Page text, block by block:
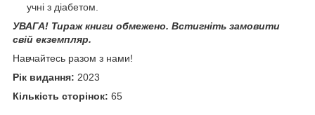
учні з діабетом.
УВАГА! Тираж книги обмежено. Встигніть замовити
свій екземпляр.
Навчайтесь разом з нами!
Рік видання: 2023
Кількість сторінок: 65